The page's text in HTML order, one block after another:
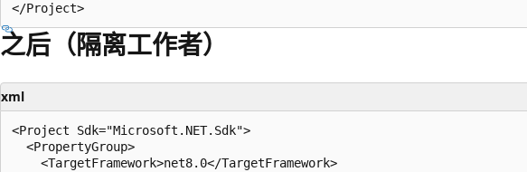
之后（隔离工作者）
xml
<Project Sdk="Microsoft.NET.Sdk">
  <PropertyGroup>
    <TargetFramework>net8.0</TargetFramework>